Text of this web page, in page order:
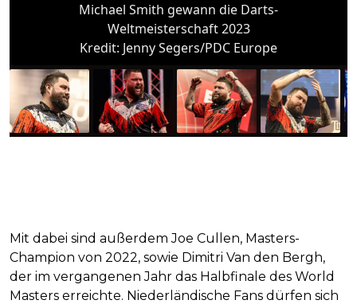
Michael Smith gewann die Darts-
Weltmeisterschaft 2023
Kredit: Jenny Segers/PDC Europe
Mit dabei sind außerdem Joe Cullen, Masters-
Champion von 2022, sowie Dimitri Van den Bergh,
der im vergangenen Jahr das Halbfinale des World
Masters erreichte. Niederländische Fans dürfen sich